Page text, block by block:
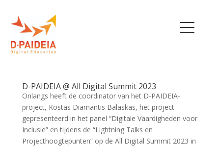
OUR TEAM
EU INITIATIVES
POLICY RECOMMENDATIONS
D-PAIDEIA @ All Digital Summit 2023
Onlangs heeft de coördinator van het D-PAIDEIA-
project, Kostas Diamantis Balaskas, het project
gepresenteerd in het panel “Digitale Vaardigheden voor
Inclusie” en tijdens de “Lightning Talks en
Projecthoogtepunten” op de All Digital Summit 2023 in